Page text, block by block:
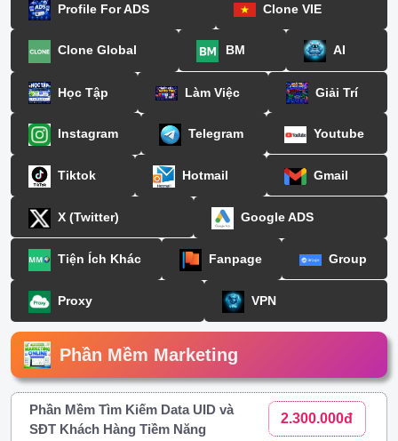
Profile For ADS Clone VIE
Clone Global BM AI
Học Tập Làm Việc Giải Trí
Instagram Telegram Youtube
Tiktok Hotmail Gmail
X (Twitter) Google ADS
Tiện Ích Khác Fanpage Group
Proxy VPN
Phần Mềm Marketing
Phần Mềm Tìm Kiếm Data UID và
SĐT Khách Hàng Tiềm Năng
2.300.000đ